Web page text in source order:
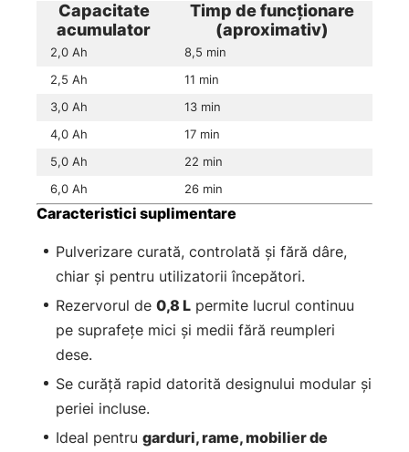
Capacitate
acumulator
Timp de funcționare
(aproximativ)
2,0 Ah
8,5 min
2,5 Ah
11 min
3,0 Ah
13 min
4,0 Ah
17 min
5,0 Ah
22 min
6,0 Ah
26 min
Caracteristici suplimentare
Pulverizare curată, controlată și fără dâre,
chiar și pentru utilizatorii începători.
Rezervorul de 0,8 L permite lucrul continuu
pe suprafețe mici și medii fără reumpleri
dese.
Se curăță rapid datorită designului modular și
periei incluse.
Ideal pentru garduri, rame, mobilier de